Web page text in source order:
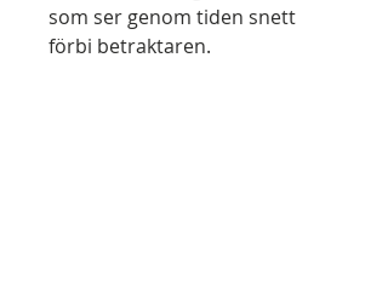
som ser genom tiden snett
förbi betraktaren.